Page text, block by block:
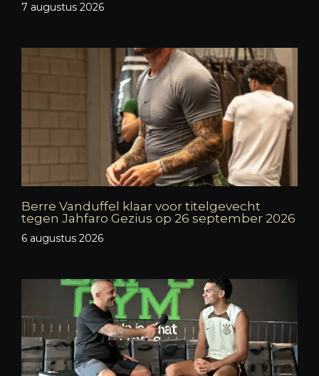
7 augustus 2026
Berre Vanduffel klaar voor titelgevecht
tegen Jahfaro Gezius op 26 september 2026
6 augustus 2026